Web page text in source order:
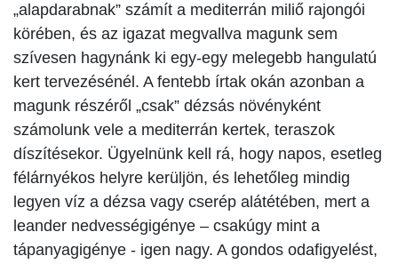
„alapdarabnak” számít a mediterrán miliő rajongói
körében, és az igazat megvallva magunk sem
szívesen hagynánk ki egy-egy melegebb hangulatú
kert tervezésénél. A fentebb írtak okán azonban a
magunk részéről „csak” dézsás növényként
számolunk vele a mediterrán kertek, teraszok
díszítésekor. Ügyelnünk kell rá, hogy napos, esetleg
félárnyékos helyre kerüljön, és lehetőleg mindig
legyen víz a dézsa vagy cserép alátétében, mert a
leander nedvességigénye – csakúgy mint a
tápanyagigénye - igen nagy. A gondos odafigyelést,